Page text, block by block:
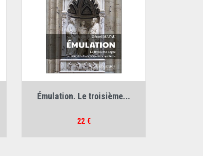
Émulation. Le troisième...
Prix
22 €